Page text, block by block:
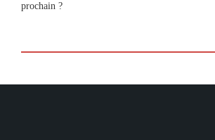
prochain ?